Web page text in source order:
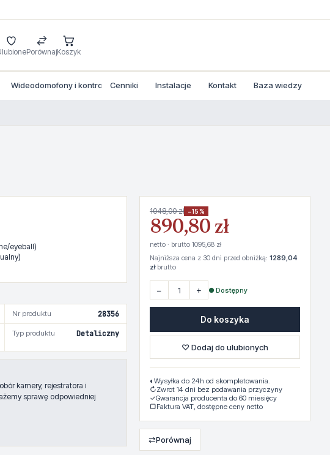
PorównajKoszyk
Wideodomofony i kontrola dostepu
Cenniki Instalacje Kontakt Baza wiedzy
eyeball)
Nr produktu 28356
Typ produktu Detaliczny
kamery, rejestratora i
sprawę odpowiedniej
1048,00 zł −15%
890,80 zł
netto · brutto 1095,68 zł
Najniższa cena z 30 dni przed obniżką: 1289,04
złbrutto
− + ● Dostępny
Do koszyka
♡ Dodaj do ulubionych
◐ Wysyłka do 24h od skompletowania.
↻Zwrot 14 dni bez podawania przyczyny
✓Gwarancja producenta do 60 miesięcy
▢Faktura VAT, dostępne ceny netto
⇄Porównaj